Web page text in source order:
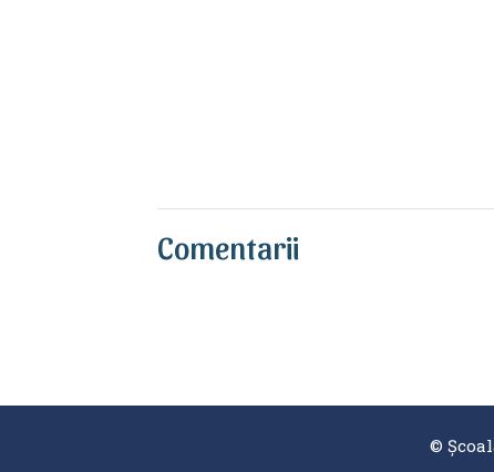
Comentarii
©